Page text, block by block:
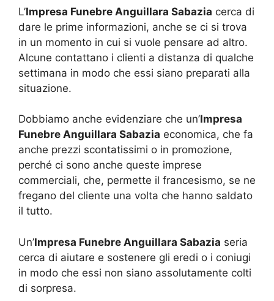
L’Impresa Funebre Anguillara Sabazia cerca di
dare le prime informazioni, anche se ci si trova
in un momento in cui si vuole pensare ad altro.
Alcune contattano i clienti a distanza di qualche
settimana in modo che essi siano preparati alla
situazione.
Dobbiamo anche evidenziare che un’Impresa
Funebre Anguillara Sabazia economica, che fa
anche prezzi scontatissimi o in promozione,
perché ci sono anche queste imprese
commerciali, che, permette il francesismo, se ne
fregano del cliente una volta che hanno saldato
il tutto.
Un’Impresa Funebre Anguillara Sabazia seria
cerca di aiutare e sostenere gli eredi o i coniugi
in modo che essi non siano assolutamente colti
di sorpresa.